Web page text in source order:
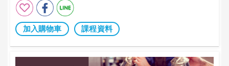
加入購物車 課程資料